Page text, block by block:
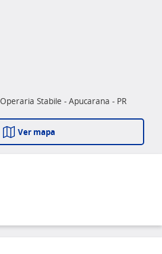
Stabile - Apucarana - PR
Ver mapa